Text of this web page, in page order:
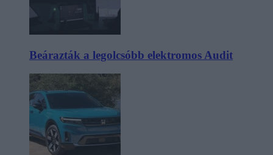
Beárazták a legolcsóbb elektromos Audit